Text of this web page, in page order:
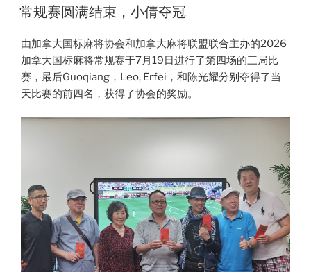
ON
常规赛圆满结束，小倩夺冠
由加拿大国标麻将协会和加拿大麻将联盟联合主办的2026
加拿大国标麻将常规赛于7月19日进行了第四场的三局比
赛，最后Guoqiang，Leo, Erfei，和陈光耀分别夺得了当
天比赛的前四名，获得了协会的奖励。